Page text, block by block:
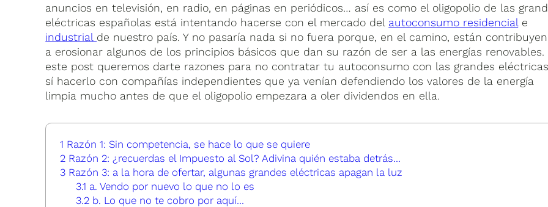
anuncios en televisión, en radio, en páginas en periódicos… así es como el oligopolio de las
eléctricas españolas está intentando hacerse con el mercado del autoconsumo residencial e
industrial de nuestro país. Y no pasaría nada si no fuera porque, en el camino, están
a erosionar algunos de los principios básicos que dan su razón de ser a las energías renovables.
este post queremos darte razones para no contratar tu autoconsumo con las grandes
sí hacerlo con compañías independientes que ya venían defendiendo los valores de la energía
limpia mucho antes de que el oligopolio empezara a oler dividendos en ella.
1 Razón 1: Sin competencia, se hace lo que se quiere
2 Razón 2: ¿recuerdas el Impuesto al Sol? Adivina quién estaba detrás…
3 Razón 3: a la hora de ofertar, algunas grandes eléctricas apagan la luz
3.1 a. Vendo por nuevo lo que no lo es
3.2b. Lo que no te cobro por aquí…